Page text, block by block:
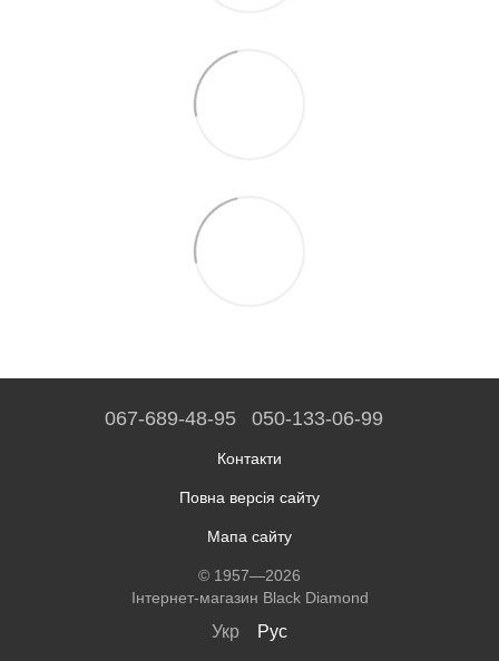
067-689-48-95 050-133-06-99
Контакти
Повна версія сайту
Мапа сайту
© 1957—2026
Інтернет-магазин Black Diamond
Укр Рус